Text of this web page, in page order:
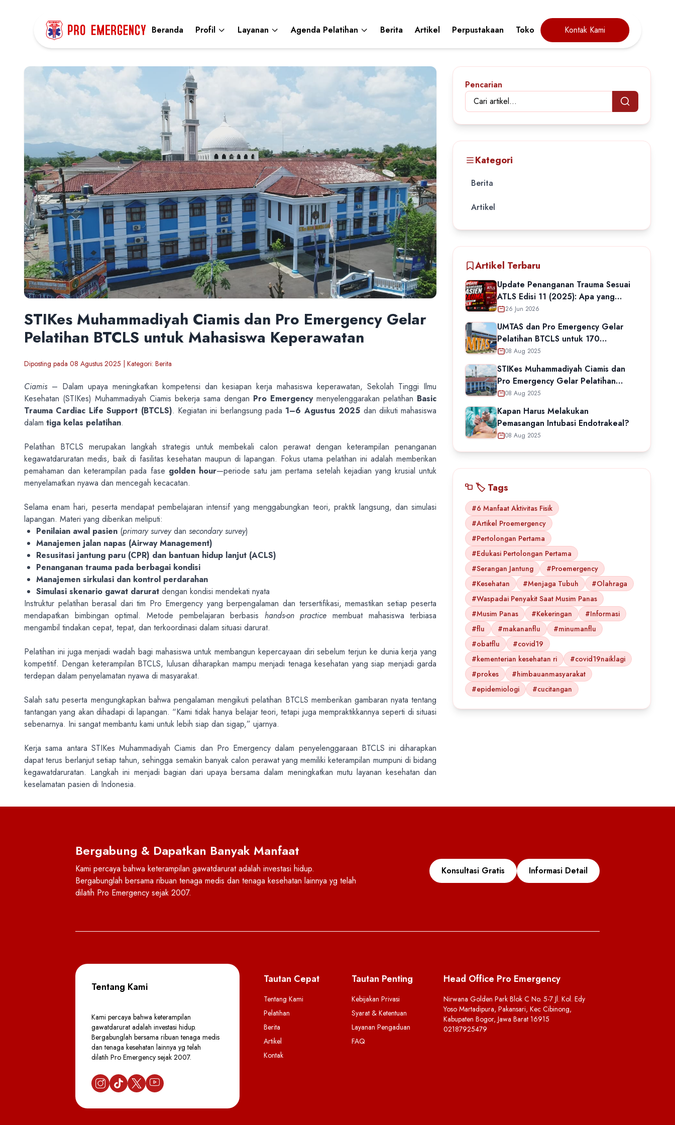
Beranda Profil Layanan Agenda Pelatihan Berita Artikel Perpustakaan Toko Kontak Kami
STIKes Muhammadiyah Ciamis dan Pro Emergency Gelar
Pelatihan BTCLS untuk Mahasiswa Keperawatan
Diposting pada 08 Agustus 2025 | Kategori: Berita
Ciamis– Dalam upaya meningkatkan kompetensi dan kesiapan kerja mahasiswa keperawatan, Sekolah Tinggi Ilmu
Kesehatan (STIKes) Muhammadiyah Ciamis bekerja sama dengan Pro Emergencymenyelenggarakan pelatihan Basic
Trauma Cardiac Life Support (BTCLS). Kegiatan ini berlangsung pada 1–6 Agustus 2025 dan diikuti mahasiswa
dalam tiga kelas pelatihan.
Pelatihan BTCLS merupakan langkah strategis untuk membekali calon perawat dengan keterampilan penanganan
kegawatdaruratan medis, baik di fasilitas kesehatan maupun di lapangan. Fokus utama pelatihan ini adalah memberikan
pemahaman dan keterampilan pada fase golden hour—periode satu jam pertama setelah kejadian yang krusial untuk
menyelamatkan nyawa dan mencegah kecacatan.
Selama enam hari, peserta mendapat pembelajaran intensif yang menggabungkan teori, praktik langsung, dan simulasi
lapangan. Materi yang diberikan meliputi:
Penilaian awal pasien (primary surveydan secondary survey)
Manajemen jalan napas (Airway Management)
Resusitasi jantung paru (CPR) dan bantuan hidup lanjut (ACLS)
Penanganan trauma pada berbagai kondisi
Manajemen sirkulasi dan kontrol perdarahan
Simulasi skenario gawat darurat dengan kondisi mendekati nyata
Instruktur pelatihan berasal dari tim Pro Emergency yang berpengalaman dan tersertifikasi, memastikan setiap peserta
mendapatkan bimbingan optimal. Metode pembelajaran berbasis hands-on practice membuat mahasiswa terbiasa
mengambil tindakan cepat, tepat, dan terkoordinasi dalam situasi darurat.
Pelatihan ini juga menjadi wadah bagi mahasiswa untuk membangun kepercayaan diri sebelum terjun ke dunia kerja yang
kompetitif. Dengan keterampilan BTCLS, lulusan diharapkan mampu menjadi tenaga kesehatan yang siap menjadi garda
terdepan dalam penyelamatan nyawa di masyarakat.
Salah satu peserta mengungkapkan bahwa pengalaman mengikuti pelatihan BTCLS memberikan gambaran nyata tentang
tantangan yang akan dihadapi di lapangan. “Kami tidak hanya belajar teori, tetapi juga mempraktikkannya seperti di situasi
sebenarnya. Ini sangat membantu kami untuk lebih siap dan sigap,” ujarnya.
Kerja sama antara STIKes Muhammadiyah Ciamis dan Pro Emergency dalam penyelenggaraan BTCLS ini diharapkan
dapat terus berlanjut setiap tahun, sehingga semakin banyak calon perawat yang memiliki keterampilan mumpuni di bidang
kegawatdaruratan. Langkah ini menjadi bagian dari upaya bersama dalam meningkatkan mutu layanan kesehatan dan
keselamatan pasien di Indonesia.
Pencarian
Kategori
Berita
Artikel
Artikel Terbaru
Update Penanganan Trauma Sesuai
ATLS Edisi 11 (2025): Apa yang
Berubah?
26 Jun 2026
UMTAS dan Pro Emergency Gelar
Pelatihan BTCLS untuk 170
Mahasiswa Keperawatan
08 Aug 2025
STIKes Muhammadiyah Ciamis dan
Pro Emergency Gelar Pelatihan
BTCLS untuk Mahasiswa
Keperawatan
08 Aug 2025
Kapan Harus Melakukan
Pemasangan Intubasi Endotrakeal?
08 Aug 2025
🏷️ Tags
#6 Manfaat Aktivitas Fisik
#Artikel Proemergency
#Pertolongan Pertama
#Edukasi Pertolongan Pertama
#Serangan Jantung
#Proemergency
#Kesehatan
#Menjaga Tubuh
#Olahraga
#Waspadai Penyakit Saat Musim Panas
#Musim Panas
#Kekeringan
#Informasi
#flu
#makananflu
#minumanflu
#obatflu
#covid19
#kementerian kesehatan ri
#covid19naiklagi
#prokes
#himbauanmasyarakat
#epidemiologi
#cucitangan
Bergabung & Dapatkan Banyak Manfaat
Kami percaya bahwa keterampilan gawatdarurat adalah investasi hidup.
Bergabunglah bersama ribuan tenaga medis dan tenaga kesehatan lainnya yg telah
dilatih Pro Emergency sejak 2007.
Konsultasi Gratis Informasi Detail
Tentang Kami
Kami percaya bahwa keterampilan
gawatdarurat adalah investasi hidup.
Bergabunglah bersama ribuan tenaga medis
dan tenaga kesehatan lainnya yg telah
dilatih Pro Emergency sejak 2007.
Tautan Cepat
Tentang Kami
Pelatihan
Berita
Artikel
Kontak
Tautan Penting
Kebijakan Privasi
Syarat & Ketentuan
Layanan Pengaduan
FAQ
Head Office Pro Emergency
Nirwana Golden Park Blok C No. 5-7 Jl. Kol. Edy
Yoso Martadipura, Pakansari, Kec Cibinong,
Kabupaten Bogor, Jawa Barat 16915
02187925479